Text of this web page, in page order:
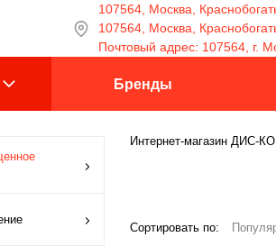
107564, Москва,
107564, Москва,
Почтовый адрес: 107564, г.
Бренды
Интернет-магазин ДИС-
Сортировать по: